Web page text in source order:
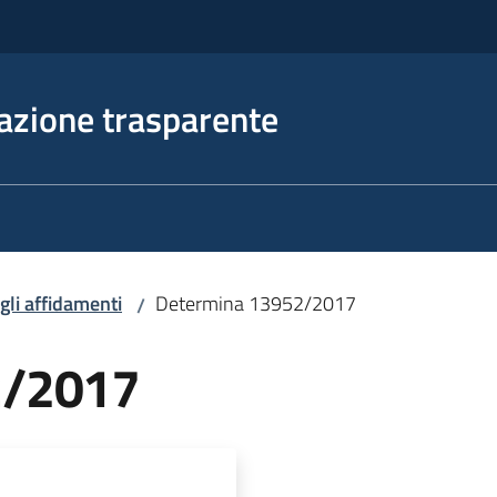
trasparente
affidamenti / Determina 13952/2017
2017